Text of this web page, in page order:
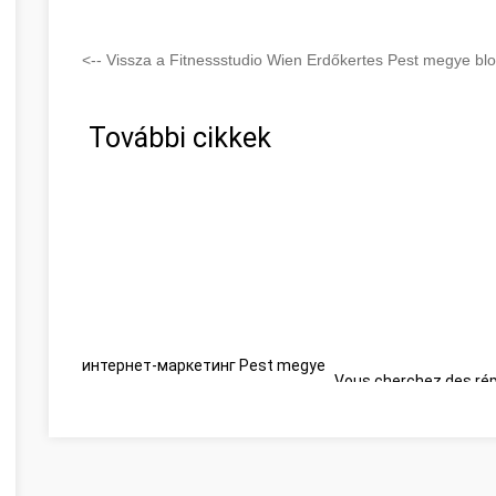
<-- Vissza a Fitnessstudio Wien Erdőkertes Pest megye
További cikkek
интернет-маркетинг Pest megye
Vous cherchez des